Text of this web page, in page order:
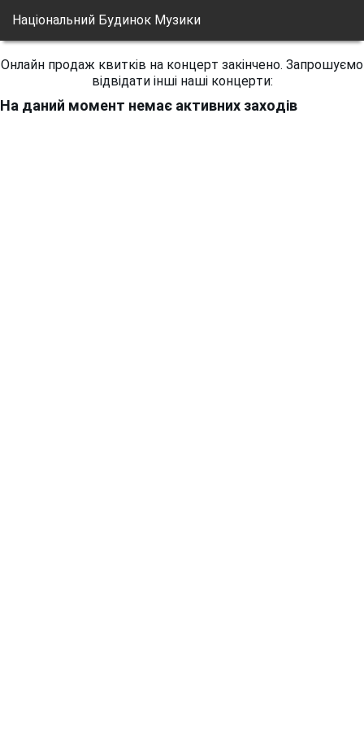
Національний Будинок Музики
Онлайн продаж квитків на концерт закінчено. Запрошуємо
відвідати інші наші концерти:
На даний момент немає активних заходів